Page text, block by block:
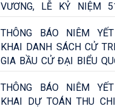
VƯƠNG, LỄ KỶ NIỆM
NGÀY GIẢI PHÓNG
THỐNG NHẤT ĐẤT
(30/4/1975 -30/4/2026)
QUỐC TẾ LAO ĐỘNG 01/
THÔNG BÁO NIÊM
KHAI DANH SÁCH CỬ
GIA BẦU CỬ ĐẠI BIỂU
KHÓA XVI VÀ ĐẠI BIỂU HỘI ĐỒNG
NHÂN DÂN CÁC CẤP,
2026-2031 TRÊN ĐỊA BÀN
THÔNG BÁO NIÊM
KHAI DỰ TOÁN THU